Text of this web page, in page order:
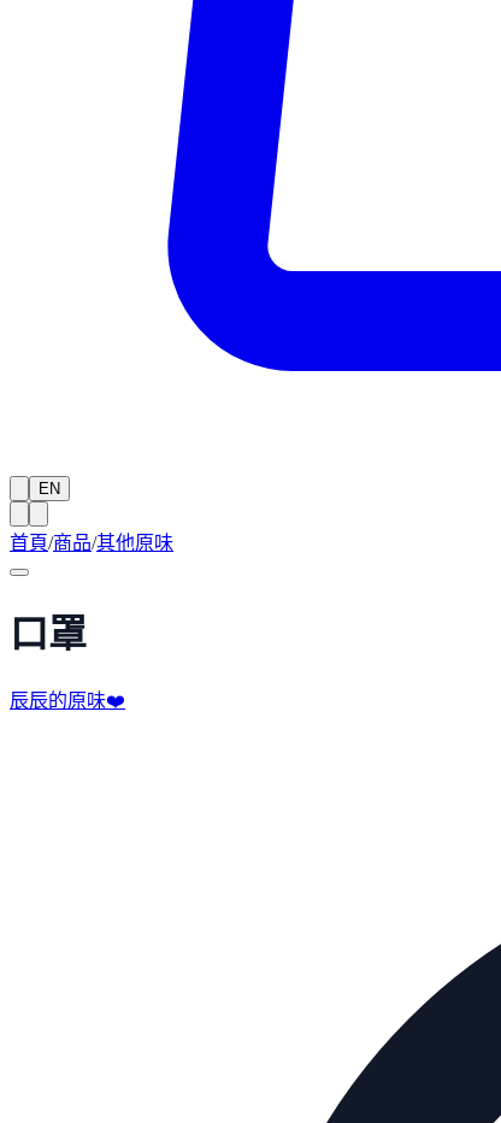
EN
首頁/商品/其他原味
口罩
辰辰的原味❤️